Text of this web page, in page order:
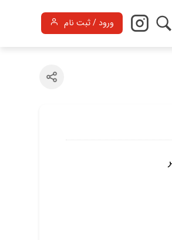
ورود / ثبت نام